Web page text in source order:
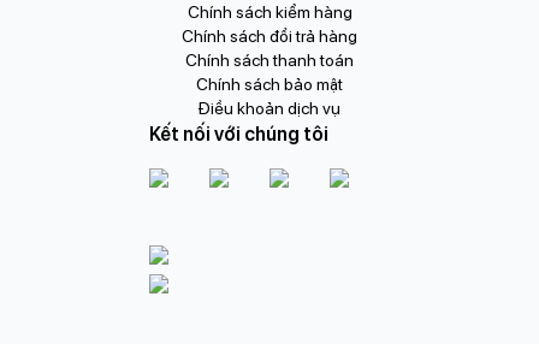
Chính sách kiểm hàng
Chính sách đổi trả hàng
Chính sách thanh toán
Chính sách bảo mật
Điều khoản dịch vụ
Kết nối với chúng tôi